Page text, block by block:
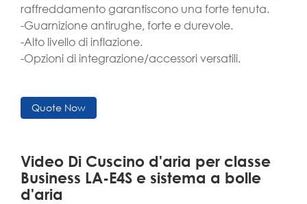
raffreddamento garantiscono una forte tenuta.
-Guarnizione antirughe, forte e durevole.
-Alto livello di inflazione.
-Opzioni di integrazione/accessori versatili.
Quote Now
Video Di Cuscino d'aria per classe
Business LA-E4S e sistema a bolle
d'aria